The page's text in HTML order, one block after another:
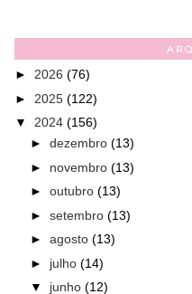
► 2026 (76)
► 2025 (122)
▼ 2024 (156)
► dezembro (13)
► novembro (13)
► outubro (13)
► setembro (13)
► agosto (13)
► julho (14)
▼ junho (12)